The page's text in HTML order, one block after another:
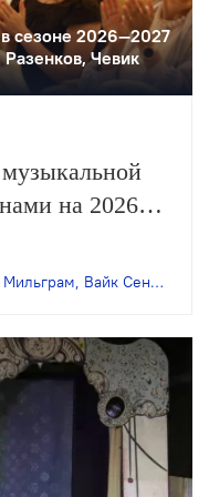
сезоне 2026—2027
Разенков, Чевик
музыкальной
на 2026
—
также новый
театре будут
мюзикла
Вайк Сенте